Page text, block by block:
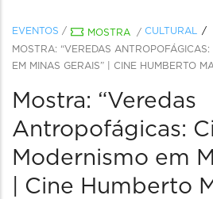
EVENTOS / MOSTRA / CULTURAL
MOSTRA: “VEREDAS
EM MINAS GERAIS” | CINE HUMBERTO
Mostra: “Veredas
Antropofágicas:
Modernismo em
| Cine Humberto